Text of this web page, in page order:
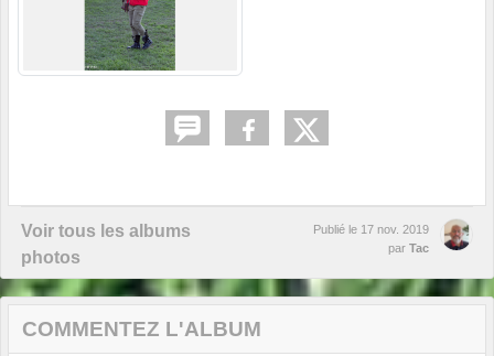
Voir tous les albums
photos
Publié le 17 nov. 2019
par Tac
COMMENTEZ L'ALBUM